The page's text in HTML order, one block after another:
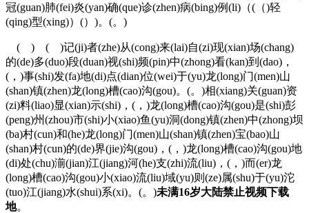
冠(guan)肺(fei)炎(yan)确(que)诊(zhen)病(bing)例(li)（(（)轻
(qing)型(xing)）(）)。(。)
( ) ( )记(ji)者(zhe)从(cong)来(lai)自(zi)现(xian)场(chang)
的(de)多(duo)段(duan)视(shi)频(pin)中(zhong)看(kan)到(dao)，
(，)事(shi)发(fa)地(di)点(dian)位(wei)于(yu)龙(long)门(men)山
(shan)镇(zhen)龙(long)槽(cao)沟(gou)。(。)相(xiang)关(guan)资
(zi)料(liao)显(xian)示(shi)，(，)龙(long)槽(cao)沟(gou)是(shi)彭
(peng)州(zhou)市(shi)小(xiao)鱼(yu)洞(dong)镇(zhen)中(zhong)坝
(ba)村(cun)和(he)龙(long)门(men)山(shan)镇(zhen)宝(bao)山
(shan)村(cun)的(de)界(jie)沟(gou)，(，)龙(long)槽(cao)沟(gou)地
(di)处(chu)湔(jian)江(jiang)河(he)支(zhi)流(liu)，(，)而(er)龙
(long)槽(cao)沟(gou)小(xiao)流(liu)域(yu)则(ze)属(shu)于(yu)沱
(tuo)江(jiang)水(shui)系(xi)。(。)未满16岁大陆禁止视频下载
地。